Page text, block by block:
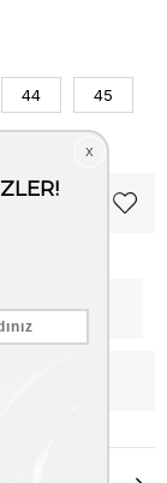
44
45
Bedava